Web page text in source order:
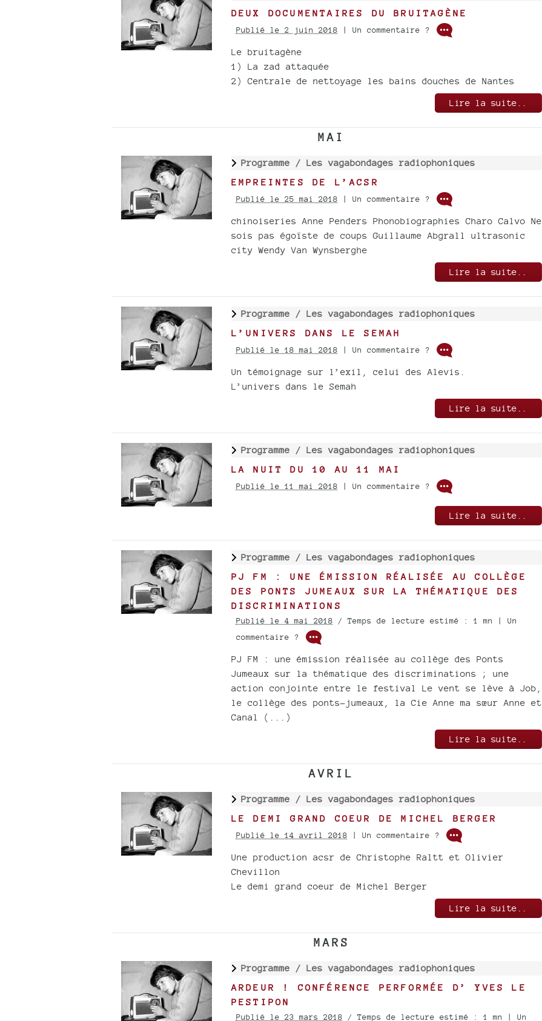
DEUX DOCUMENTAIRES DU BRUITAGÈNE
Publié le 2 juin 2018 | Un commentaire ?
Le bruitagène
1) La zad attaquée
2) Centrale de nettoyage les bains douches de Nantes
Lire la suite..
MAI
Programme / Les vagabondages radiophoniques
EMPREINTES DE L’ACSR
Publié le 25 mai 2018 | Un commentaire ?
chinoiseries Anne Penders Phonobiographies Charo Calvo Ne
sois pas égoïste de coups Guillaume Abgrall ultrasonic
city Wendy Van Wynsberghe
Lire la suite..
Programme / Les vagabondages radiophoniques
L’UNIVERS DANS LE SEMAH
Publié le 18 mai 2018 | Un commentaire ?
Un témoignage sur l’exil, celui des Alevis.
L’univers dans le Semah
Lire la suite..
Programme / Les vagabondages radiophoniques
LA NUIT DU 10 AU 11 MAI
Publié le 11 mai 2018 | Un commentaire ?
Lire la suite..
Programme / Les vagabondages radiophoniques
PJ FM : UNE ÉMISSION RÉALISÉE AU COLLÈGE
DES PONTS JUMEAUX SUR LA THÉMATIQUE DES
DISCRIMINATIONS
Publié le 4 mai 2018 / Temps de lecture estimé : 1 mn | Un
commentaire ?
PJ FM : une émission réalisée au collège des Ponts
Jumeaux sur la thématique des discriminations ; une
action conjointe entre le festival Le vent se lève à Job,
le collège des ponts-jumeaux, la Cie Anne ma sœur Anne et
Canal (...)
Lire la suite..
AVRIL
Programme / Les vagabondages radiophoniques
LE DEMI GRAND COEUR DE MICHEL BERGER
Publié le 14 avril 2018 | Un commentaire ?
Une production acsr de Christophe Raltt et Olivier
Chevillon
Le demi grand coeur de Michel Berger
Lire la suite..
MARS
Programme / Les vagabondages radiophoniques
ARDEUR ! CONFÉRENCE PERFORMÉE D’ YVES LE
PESTIPON
Publié le 23 mars 2018 / Temps de lecture estimé : 1 mn | Un